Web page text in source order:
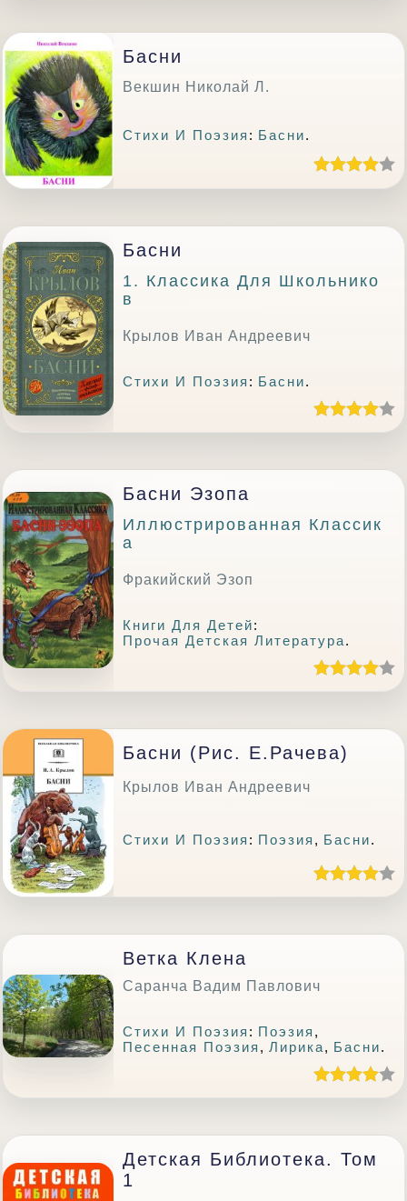
Басни
Векшин Николай Л.
Стихи И Поэзия : Басни.
Басни
1. Классика Для Школьнико
В
Крылов Иван Андреевич
Стихи И Поэзия : Басни.
Басни Эзопа
Иллюстрированная Классик
А
Фракийский Эзоп
Книги Для Детей:
Прочая Детская Литература.
Басни (Рис. Е.Рачева)
Крылов Иван Андреевич
Стихи И Поэзия : Поэзия , Басни.
Ветка Клена
Саранча Вадим Павлович
Стихи И Поэзия : Поэзия ,
Песенная Поэзия ,Лирика, Басни.
Детская Библиотека. Том
1